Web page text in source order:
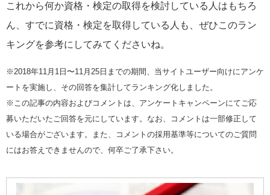
これから何か資格・検定の取得を検討している人はもちろ
ん、すでに資格・検定を取得している人も、ぜひこのラン
キングを参考にしてみてくださいね。
※2018年11月1日〜11月25日までの期間、当サイトユーザー向けにアンケ
ートを実施し、その回答を集計してランキング化しました。
※この記事の内容およびコメントは、アンケートキャンペーンにてご応
募いただいたご回答を元にしています。なお、コメントは一部修正して
いる場合がございます。また、コメントの採用基準等についてのご質問
にはお答えできませんので、何卒ご了承下さい。